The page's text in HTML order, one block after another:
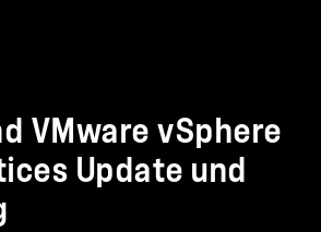
VMware vSphere
Update und